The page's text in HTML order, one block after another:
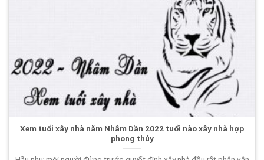
Xem tuổi xây nhà năm Nhâm Dần 2022 tuổi nào xây nhà hợp
phong thủy